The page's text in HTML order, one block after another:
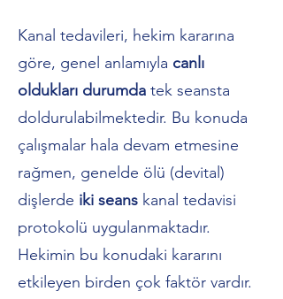
Kanal tedavileri, hekim kararına
göre, genel anlamıyla canlı
oldukları durumda tek seansta
doldurulabilmektedir. Bu konuda
çalışmalar hala devam etmesine
rağmen, genelde ölü (devital)
dişlerde iki seans kanal tedavisi
protokolü uygulanmaktadır.
Hekimin bu konudaki kararını
etkileyen birden çok faktör vardır.